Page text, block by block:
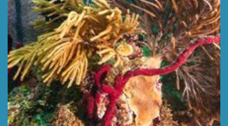
Глубина 10 м
УЗНАТЬ БОЛЬШЕ